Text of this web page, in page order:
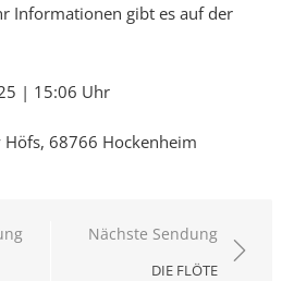
Informationen gibt es auf der
| 15:06 Uhr
Höfs, 68766 Hockenheim
Nächste Sendung
DIE FLÖTE